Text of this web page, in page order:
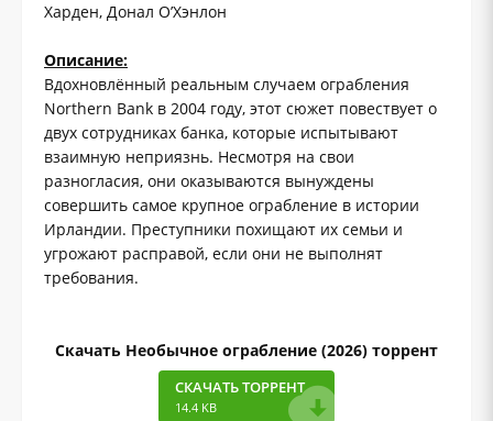
Харден, Донал О’Хэнлон
Описание:
Вдохновлённый реальным случаем ограбления
Northern Bank в 2004 году, этот сюжет повествует о
двух сотрудниках банка, которые испытывают
взаимную неприязнь. Несмотря на свои
разногласия, они оказываются вынуждены
совершить самое крупное ограбление в истории
Ирландии. Преступники похищают их семьи и
угрожают расправой, если они не выполнят
требования.
Скачать Необычное ограбление (2026) торрент
СКАЧАТЬ ТОРРЕНТ
14.4 KB